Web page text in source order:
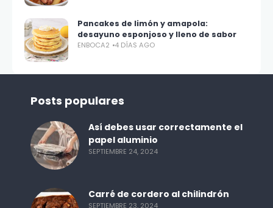
Pancakes de limón y amapola:
desayuno esponjoso y lleno de sabor
ENBOCA2 4 DÍAS AGO
Posts populares
Así debes usar correctamente el
papel aluminio
SEPTIEMBRE 24, 2024
Carré de cordero al chilindrón
SEPTIEMBRE 23, 2024